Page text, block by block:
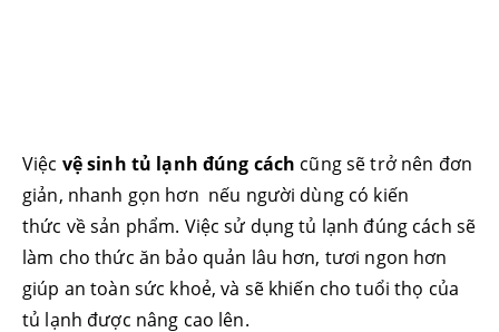
Việc vệ sinh tủ lạnh đúng cách cũng sẽ trở nên đơn
giản, nhanh gọn hơn nếu người dùng có kiến
thức về sản phẩm. Việc sử dụng tủ lạnh đúng cách sẽ
làm cho thức ăn bảo quản lâu hơn, tươi ngon hơn
giúp an toàn sức khoẻ, và sẽ khiến cho tuổi thọ của
tủ lạnh được nâng cao lên.